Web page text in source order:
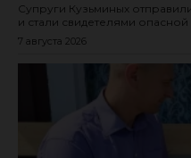
Супруги Кузьминых
и стали свидетелями опасной
7 августа 2026